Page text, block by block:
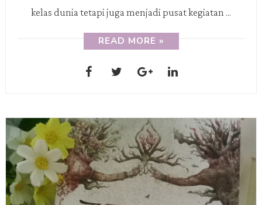
kelas dunia tetapi juga menjadi pusat kegiatan ...
READ MORE »